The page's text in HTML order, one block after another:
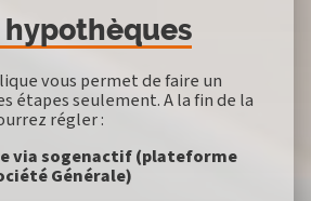
vous permet de faire un
étapes seulement. A la fin de la
régler :
via sogenactif (plateforme
Générale)